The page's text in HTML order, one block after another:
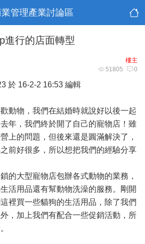
管理產業討論區
進行的店面轉型
樓主
51805 0
於 16-2-2 16:53 編輯
動物，我們在結婚時就說好以後一起
年，我們終於開了自己的寵物店！雖
上的問題，但後來還是圓滿解決了，
前好很多，所以想把我們的經驗分享
的大型寵物店包辦各式動物的業務，
活用品還有幫動物洗澡的服務。剛開
裡買一些貓狗的生活用品，除了我們
，加上我們有配合一些促銷活動，所